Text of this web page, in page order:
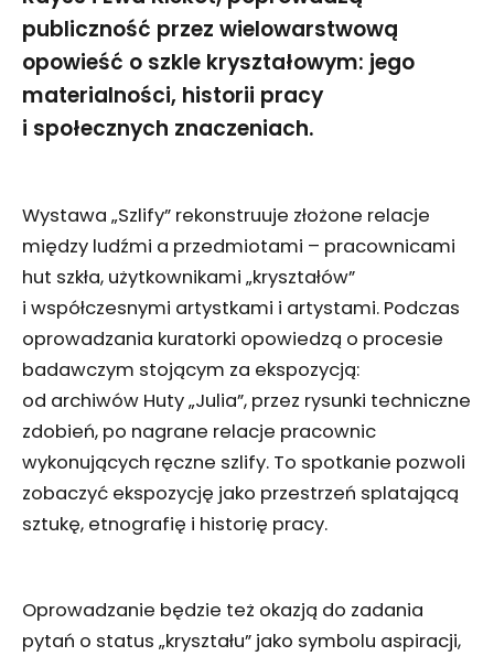
publiczność przez wielowarstwową
opowieść o szkle kryształowym: jego
materialności, historii pracy
i społecznych znaczeniach.
Wystawa „Szlify” rekonstruuje złożone relacje
między ludźmi a przedmiotami – pracownicami
hut szkła, użytkownikami „kryształów”
i współczesnymi artystkami i artystami. Podczas
oprowadzania kuratorki opowiedzą o procesie
badawczym stojącym za ekspozycją:
od archiwów Huty „Julia”, przez rysunki techniczne
zdobień, po nagrane relacje pracownic
wykonujących ręczne szlify. To spotkanie pozwoli
zobaczyć ekspozycję jako przestrzeń splatającą
sztukę, etnografię i historię pracy.
Oprowadzanie będzie też okazją do zadania
pytań o status „kryształu” jako symbolu aspiracji,